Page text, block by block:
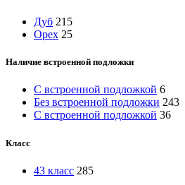
Дуб 215
Орех 25
Наличие встроенной подложки
C встроенной подложкой 6
Без встроенной подложки 243
С встроенной подложкой 36
Класс
43 класс 285